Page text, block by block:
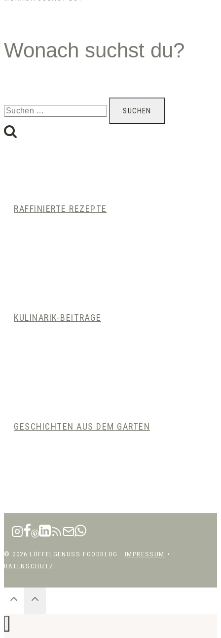
Wonach suchst du?
Suchen
nach:
RAFFINIERTE REZEPTE
KULINARIK-BEITRÄGE
GESCHICHTEN AUS DEM GARTEN
© 2026 LÖFFELGENUSS FOODBLOG · IMPRESSUM •
DATENSCHUTZ